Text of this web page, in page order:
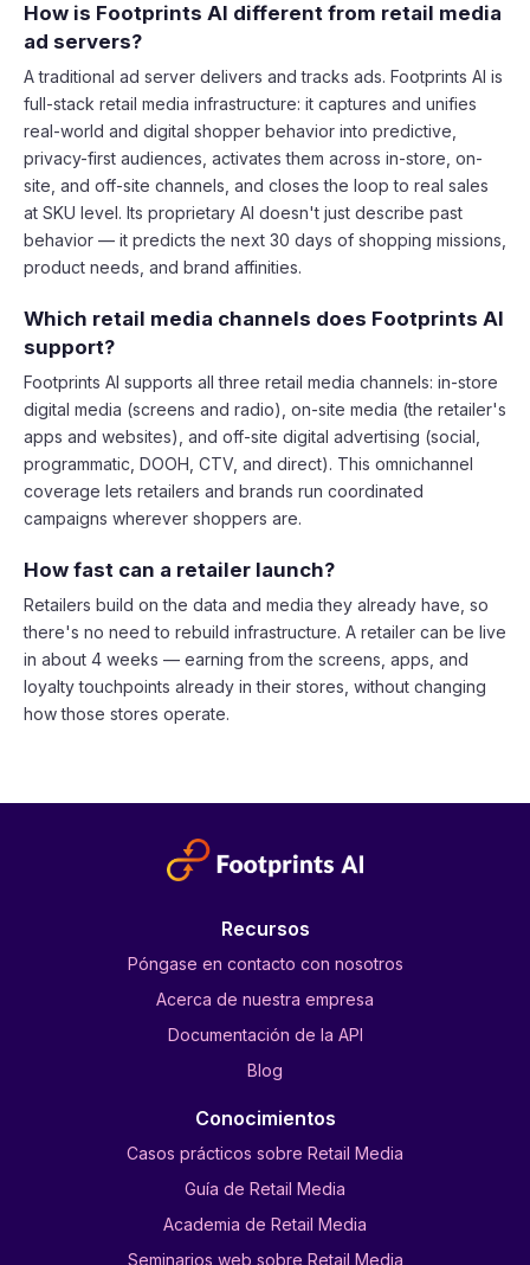
How is Footprints AI different from retail media
ad servers?
A traditional ad server delivers and tracks ads. Footprints AI is
full-stack retail media infrastructure: it captures and unifies
real-world and digital shopper behavior into predictive,
privacy-first audiences, activates them across in-store, on-
site, and off-site channels, and closes the loop to real sales
at SKU level. Its proprietary AI doesn't just describe past
behavior — it predicts the next 30 days of shopping missions,
product needs, and brand affinities.
Which retail media channels does Footprints AI
support?
Footprints AI supports all three retail media channels: in-store
digital media (screens and radio), on-site media (the retailer's
apps and websites), and off-site digital advertising (social,
programmatic, DOOH, CTV, and direct). This omnichannel
coverage lets retailers and brands run coordinated
campaigns wherever shoppers are.
How fast can a retailer launch?
Retailers build on the data and media they already have, so
there's no need to rebuild infrastructure. A retailer can be live
in about 4 weeks — earning from the screens, apps, and
loyalty touchpoints already in their stores, without changing
how those stores operate.
Recursos
Póngase en contacto con nosotros
Acerca de nuestra empresa
Documentación de la API
Blog
Conocimientos
Casos prácticos sobre Retail Media
Guía de Retail Media
Academia de Retail Media
Seminarios web sobre Retail Media